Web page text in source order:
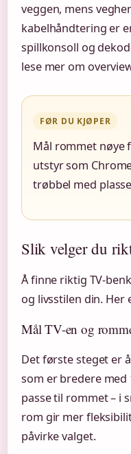
veggen, mens
kabelhåndtering er
spillkonsoll og
lese mer om
FØR DU KJØPER
Mål rommet nøye
utstyr som
trøbbel med
Slik velger du
Å finne riktig TV-
og livsstilen din. Her
Mål TV-en og
Det første steget er
som er bredere med
passe til rommet – i
rom gir mer
påvirke valget.